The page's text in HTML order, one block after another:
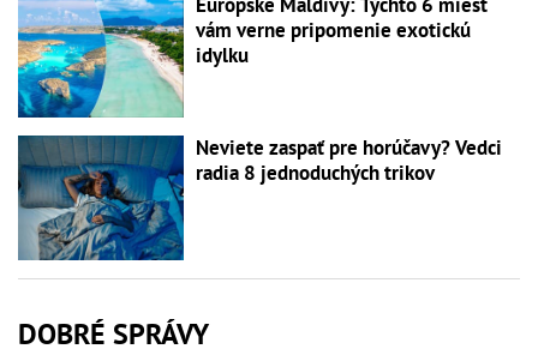
vám verne pripomenie exotickú
idylku
Neviete zaspať pre horúčavy? Vedci
radia 8 jednoduchých trikov
DOBRÉ SPRÁVY